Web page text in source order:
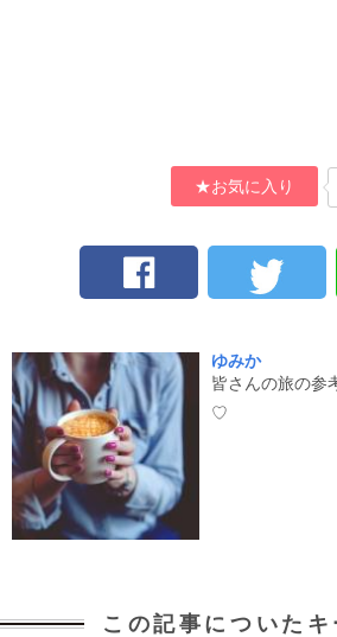
★お気に入り
ゆみか
皆さんの旅の参
♡
この記事についたキ